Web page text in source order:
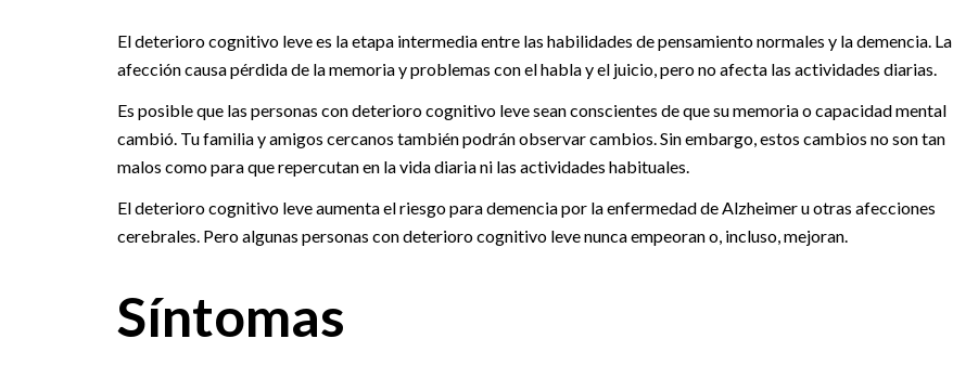
El deterioro cognitivo leve es la etapa intermedia entre las habilidades de pensamiento normales y la demencia. La
afección causa pérdida de la memoria y problemas con el habla y el juicio, pero no afecta las actividades diarias.
Es posible que las personas con deterioro cognitivo leve sean conscientes de que su memoria o capacidad mental
cambió. Tu familia y amigos cercanos también podrán observar cambios. Sin embargo, estos cambios no son tan
malos como para que repercutan en la vida diaria ni las actividades habituales.
El deterioro cognitivo leve aumenta el riesgo para demencia por la enfermedad de Alzheimer u otras afecciones
cerebrales. Pero algunas personas con deterioro cognitivo leve nunca empeoran o, incluso, mejoran.
Síntomas